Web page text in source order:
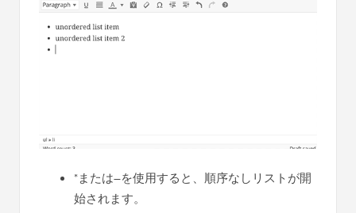
*または–を使用すると、順序なしリストが開
始されます。